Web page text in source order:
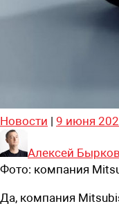
Новости | 9 июня
Алексей Бырков
Фото: компания
Да, компания